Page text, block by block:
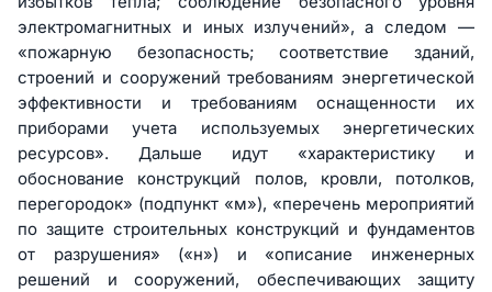
электромагнитных и иных излучений», а следом —
«пожарную безопасность; соответствие зданий,
строений и сооружений требованиям энергетической
эффективности и требованиям оснащенности их
приборами учета используемых энергетических
ресурсов». Дальше идут «характеристику и
обоснование конструкций полов, кровли, потолков,
перегородок» (подпункт «м»), «перечень мероприятий
по защите строительных конструкций и фундаментов
от разрушения» («н») и «описание инженерных
решений и сооружений, обеспечивающих защиту